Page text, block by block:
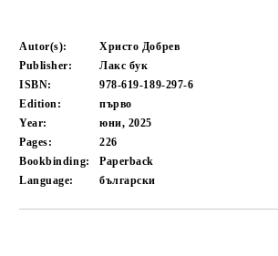
Autor(s):
Христо Добрев
Publisher:
Лакс бук
ISBN:
978-619-189-297-6
Edition:
първо
Year:
юни, 2025
Pages:
226
Bookbinding:
Paperback
Language:
български